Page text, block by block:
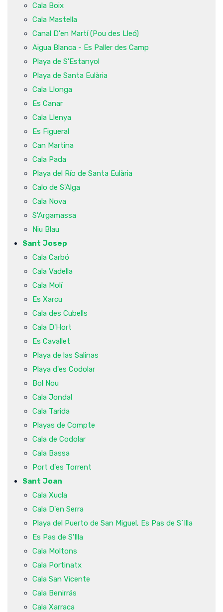
Cala Boix
Cala Mastella
Canal D'en Martí (Pou des Lleó)
Aigua Blanca - Es Paller des Camp
Playa de S'Estanyol
Playa de Santa Eulària
Cala Llonga
Es Canar
Cala Llenya
Es Figueral
Can Martina
Cala Pada
Playa del Río de Santa Eulària
Calo de S'Alga
Cala Nova
S'Argamassa
Niu Blau
Sant Josep
Cala Carbó
Cala Vadella
Cala Molí
Es Xarcu
Cala des Cubells
Cala D'Hort
Es Cavallet
Playa de las Salinas
Playa d'es Codolar
Bol Nou
Cala Jondal
Cala Tarida
Playas de Compte
Cala de Codolar
Cala Bassa
Port d'es Torrent
Sant Joan
Cala Xucla
Cala D'en Serra
Playa del Puerto de San Miguel, Es Pas de S´Illa
Es Pas de S'Illa
Cala Moltons
Cala Portinatx
Cala San Vicente
Cala Benirrás
Cala Xarraca